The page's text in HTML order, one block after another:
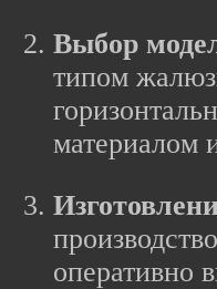
Выбор
типом
материалом
оперативно